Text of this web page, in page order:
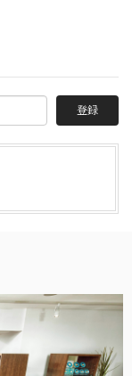
登録